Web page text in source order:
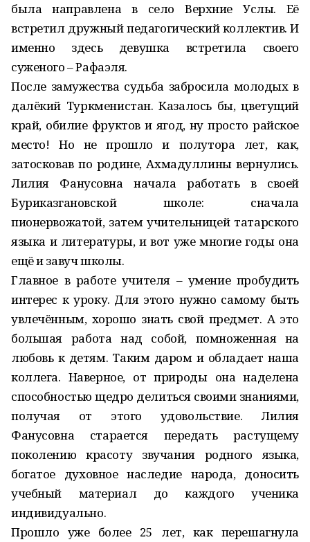
была направлена в село Верхние Услы. Её
встретил дружный педагогический коллектив. И
именно здесь девушка встретила своего
суженого – Рафаэля.
После замужества судьба забросила молодых в
далёкий Туркменистан. Казалось бы, цветущий
край, обилие фруктов и ягод, ну просто райское
место! Но не прошло и полутора лет, как,
затосковав по родине, Ахмадуллины вернулись.
Лилия Фанусовна начала работать в своей
Буриказгановской школе: сначала
пионервожатой, затем учительницей татарского
языка и литературы, и вот уже многие годы она
ещё и завуч школы.
Главное в работе учителя – умение пробудить
интерес к уроку. Для этого нужно самому быть
увлечённым, хорошо знать свой предмет. А это
большая работа над собой, помноженная на
любовь к детям. Таким даром и обладает наша
коллега. Наверное, от природы она наделена
способностью щедро делиться своими знаниями,
получая от этого удовольствие. Лилия
Фанусовна старается передать растущему
поколению красоту звучания родного языка,
богатое духовное наследие народа, доносить
учебный материал до каждого ученика
индивидуально.
Прошло уже более 25 лет, как перешагнула